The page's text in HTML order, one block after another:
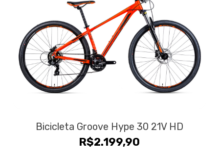
Bicicleta Groove Hype 30 21V HD
R$2.199,90